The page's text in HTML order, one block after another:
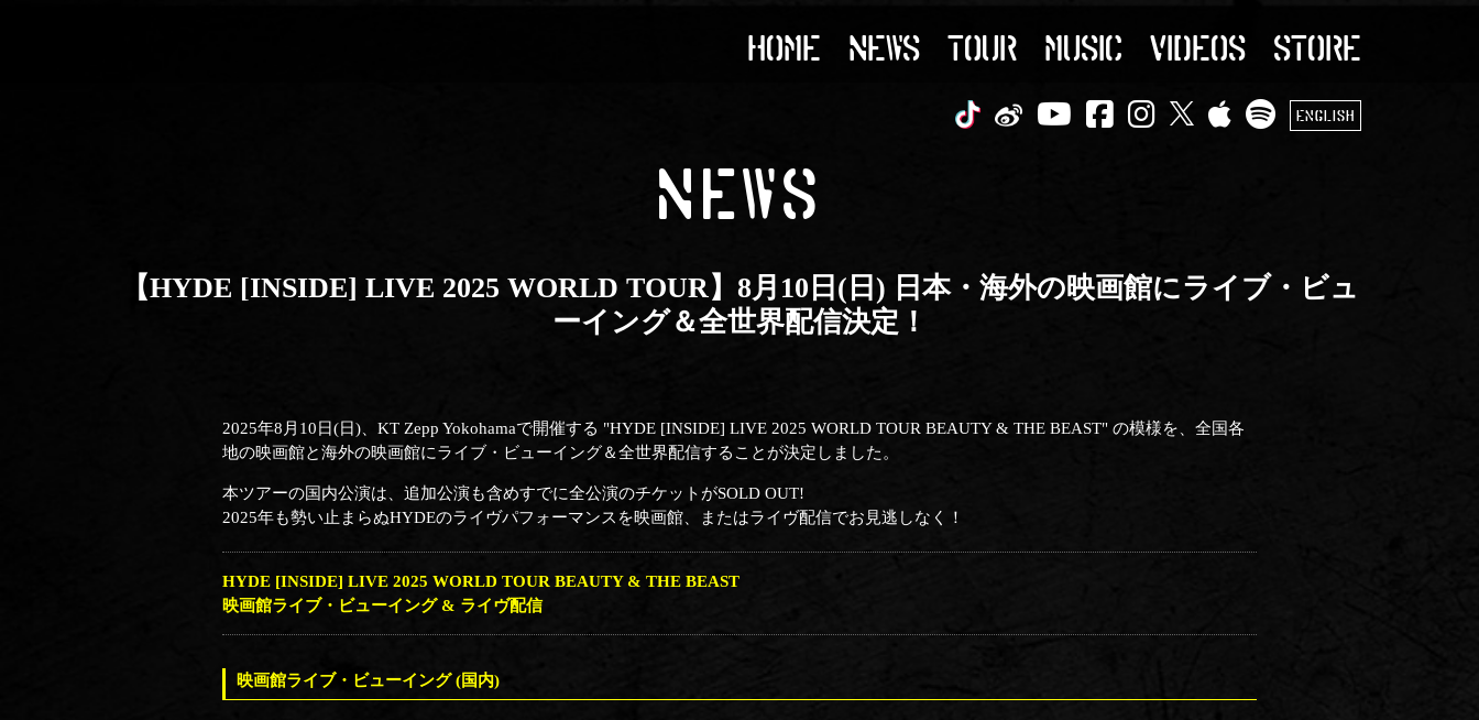
HOME NEWS TOUR MUSIC VIDEOS STORE
ENGLISH
NEWS
【HYDE [INSIDE] LIVE 2025 WORLD TOUR】8月10日(日) 日本・海外の映画館にライブ・ビュ
ーイング＆全世界配信決定！
2025年8月10日(日)、KT Zepp Yokohamaで開催する "HYDE [INSIDE] LIVE 2025 WORLD TOUR BEAUTY & THE BEAST" の模様を、全国各
地の映画館と海外の映画館にライブ・ビューイング＆全世界配信することが決定しました。
本ツアーの国内公演は、追加公演も含めすでに全公演のチケットがSOLD OUT!
2025年も勢い止まらぬHYDEのライヴパフォーマンスを映画館、またはライヴ配信でお見逃しなく！
HYDE [INSIDE] LIVE 2025 WORLD TOUR BEAUTY & THE BEAST
映画館ライブ・ビューイング & ライヴ配信
映画館ライブ・ビューイング (国内)